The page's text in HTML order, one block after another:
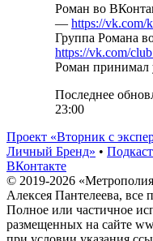
Роман во
— https://vk.com/
Группа Романа
https://vk.com/
Роман принимал
Последнее
23:00
Проект «Вторник с
Личный Бренд» •
ВКонтакте
© 2019-2026
Алексея Пантелеева, все
Полное или частичное
размещенных на сайте